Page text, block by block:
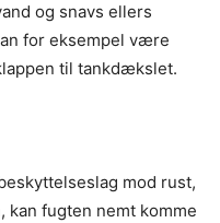
og snavs ellers
for eksempel være
til tankdækslet.
mod rust,
kan fugten nemt komme